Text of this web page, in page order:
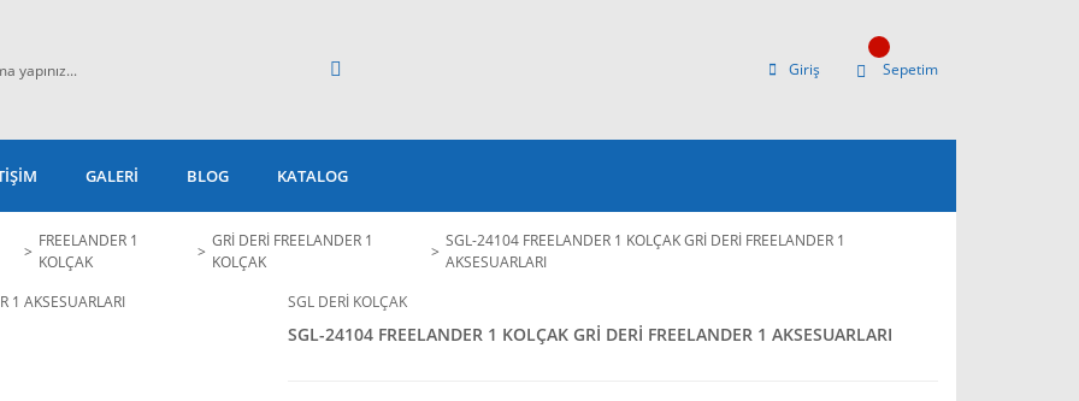
Giriş Sepetim
GALERİ BLOG KATALOG
FREELANDER 1
KOLÇAK
GRİ DERİ FREELANDER 1
KOLÇAK
SGL-24104 FREELANDER 1 KOLÇAK GRİ DERİ FREELANDER 1
AKSESUARLARI
SGL DERİ KOLÇAK
SGL-24104 FREELANDER 1 KOLÇAK GRİ DERİ FREELANDER 1 AKSESUARLARI